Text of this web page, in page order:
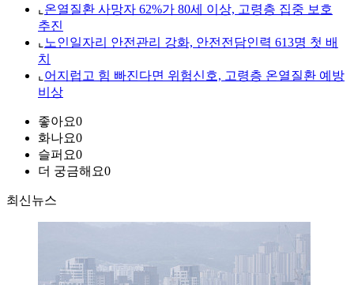
⌞ 온열질환 사망자 62%가 80세 이상, 고령층 집중 보호
추진
⌞ 노인일자리 안전관리 강화, 안전전담인력 613명 첫 배
치
⌞ 어지럽고 힘 빠진다면 위험신호, 고령층 온열질환 예방
비상
좋아요0
화나요0
슬퍼요0
더 궁금해요0
최신뉴스